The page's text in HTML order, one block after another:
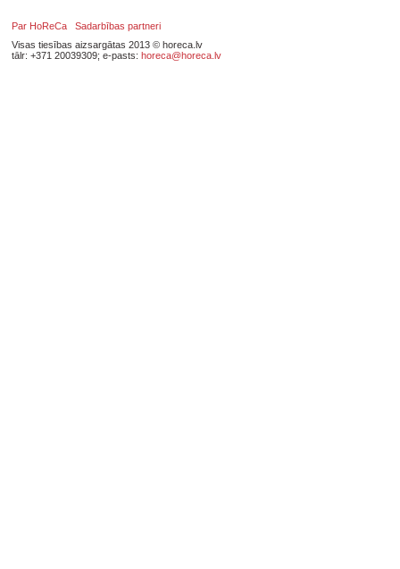
Par HoReCa
Sadarbības partneri
Visas tiesības aizsargātas 2013 © horeca.lv
tālr: +371 20039309; e-pasts: horeca@horeca.lv